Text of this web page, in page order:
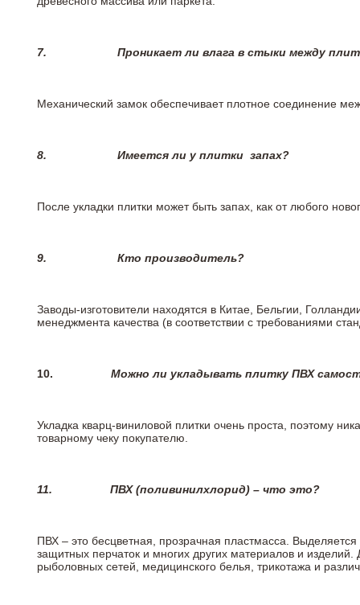
7. Проникает ли влага в стыки между
Механический замок обеспечивает плотное соединение
8. Имеется ли у плитки запах?
После укладки плитки может быть запах, как от любого
9. Кто производитель?
Заводы-изготовители находятся в Китае, Бельгии,
менеджмента качества (в соответствии с требованиями
10. Можно ли укладывать плитку ПВХ
Укладка кварц-виниловой плитки очень проста, поэтому
товарному чеку покупателю.
11. ПВХ (поливинилхлорид) – что это?
ПВХ – это бесцветная, прозрачная пластмасса.
защитных перчаток и многих других материалов и
рыболовных сетей, медицинского белья, трикотажа и